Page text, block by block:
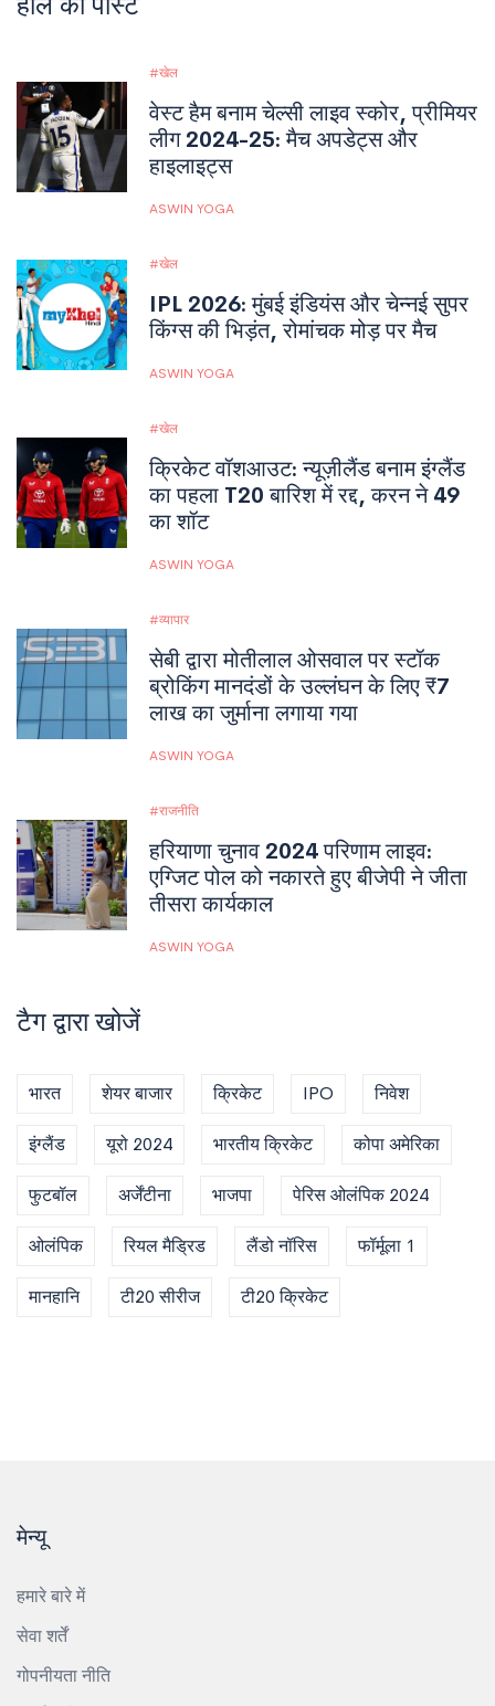
खेल
वेस्ट हैम बनाम चेल्सी लाइव स्कोर, प्रीमियर
लीग 2024-25: मैच अपडेट्स और
हाइलाइट्स
ASWIN YOGA
खेल
IPL 2026: मुंबई इंडियंस और चेन्नई सुपर
किंग्स की भिड़ंत, रोमांचक मोड़ पर मैच
ASWIN YOGA
खेल
क्रिकेट वॉशआउट: न्यूज़ीलैंड बनाम इंग्लैंड
का पहला T20 बारिश में रद्द, करन ने 49
का शॉट
ASWIN YOGA
व्यापार
सेबी द्वारा मोतीलाल ओसवाल पर स्टॉक
ब्रोकिंग मानदंडों के उल्लंघन के लिए ₹7
लाख का जुर्माना लगाया गया
ASWIN YOGA
राजनीति
हरियाणा चुनाव 2024 परिणाम लाइव:
एग्जिट पोल को नकारते हुए बीजेपी ने जीता
तीसरा कार्यकाल
ASWIN YOGA
टैग द्वारा खोजें
भारत शेयर बाजार क्रिकेट IPO निवेश
इंग्लैंड यूरो 2024 भारतीय क्रिकेट कोपा अमेरिका
फुटबॉल अर्जेंटीना भाजपा पेरिस ओलंपिक 2024
ओलंपिक रियल मैड्रिड लैंडो नॉरिस फॉर्मूला 1
मानहानि टी20 सीरीज टी20 क्रिकेट
मेन्यू
हमारे बारे में
सेवा शर्तें
गोपनीयता नीति